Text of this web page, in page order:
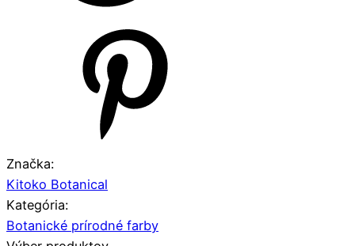
Značka:
Kitoko Botanical
Kategória:
Botanické prírodné farby